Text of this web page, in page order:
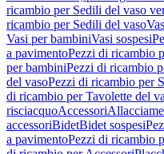
ricambio per Sedili del vaso
ricambio per Sedili del vaso
Vasi per bambiniVasi sospesi
a pavimentoPezzi di ricambio
per bambiniPezzi di ricambio
del vasoPezzi di ricambio per
di ricambio per Tavolette del
risciacquoAccessori
accessoriBidetBidet sospesi
a pavimentoPezzi di ricambio